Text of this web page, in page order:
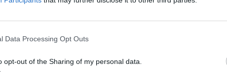
Data Processing Opt Outs
opt-out of the Sharing of my personal data.
1918-1920, w czasie epidemii odry przed II
SARS i Ebola (krew rekonwalescentów
wielu zakażonym).